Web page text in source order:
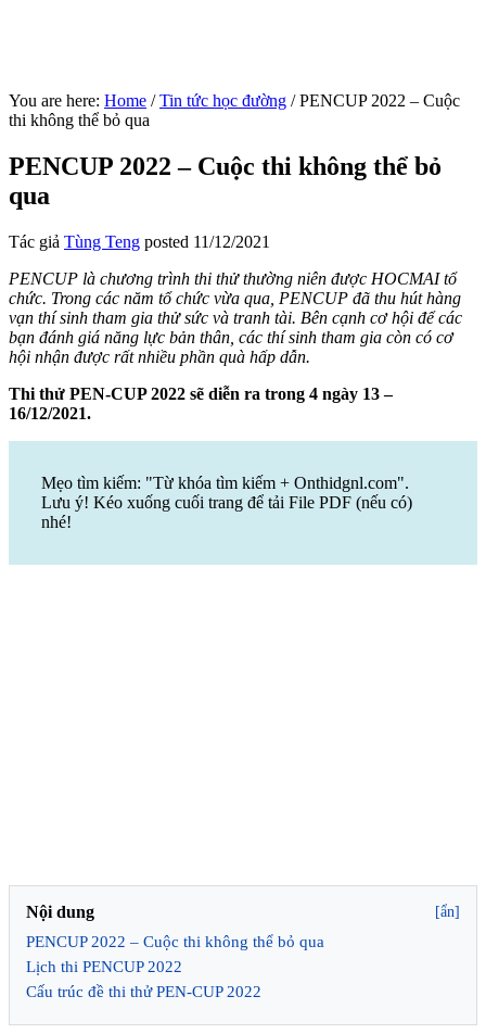
You are here: Home / Tin tức học đường /PENCUP 2022 – Cuộc
thi không thể bỏ qua
PENCUP 2022 – Cuộc thi không thể bỏ
qua
Tác giả Tùng Teng posted 11/12/2021
PENCUP là chương trình thi thử thường niên được HOCMAI tổ
chức. Trong các năm tổ chức vừa qua, PENCUP đã thu hút hàng
vạn thí sinh tham gia thử sức và tranh tài. Bên cạnh cơ hội để các
bạn đánh giá năng lực bản thân, các thí sinh tham gia còn có cơ
hội nhận được rất nhiều phần quà hấp dẫn.
Thi thử PEN-CUP 2022 sẽ diễn ra trong 4 ngày 13 –
16/12/2021.
Mẹo tìm kiếm: "Từ khóa tìm kiếm + Onthidgnl.com".
Lưu ý! Kéo xuống cuối trang để tải File PDF (nếu có)
nhé!
Nội dung [ẩn]
PENCUP 2022 – Cuộc thi không thể bỏ qua
Lịch thi PENCUP 2022
Cấu trúc đề thi thử PEN-CUP 2022